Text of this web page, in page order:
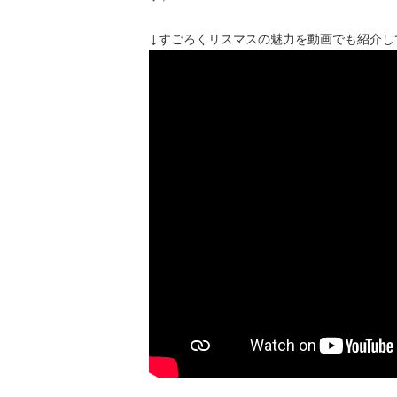
↓すごろくリスマスの魅力を動画でも紹介し